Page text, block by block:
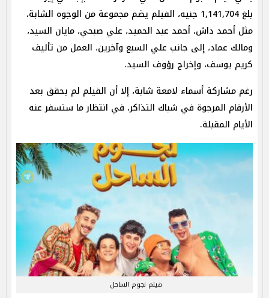
بلغ 1,141,704 جنيه، الفيلم يضم مجموعة من الوجوه الشابة،
مثل أحمد داش، أحمد عبد الحميد، علي صبحي، مايان السيد،
ومالك عماد، إلى جانب علي السبع وآخرين، العمل من تأليف
كريم يوسف، وإخراج رؤوف السيد.
رغم مشاركة أسماء لامعة شابة، إلا أن الفيلم لم يحقق بعد
الأرقام المرجوة في شباك التذاكر، في انتظار ما ستسفر عنه
الأيام المقبلة.
فيلم نجوم الساحل